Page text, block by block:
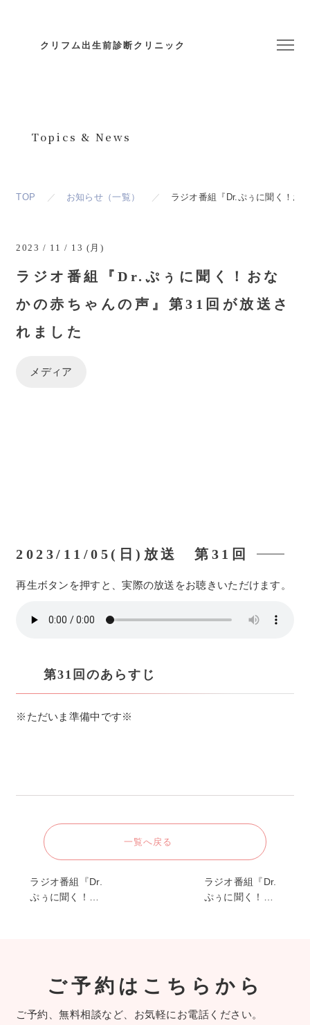
クリフム出生前診断クリニック
Topics & News
TOP お知らせ（一覧） ラジオ番組『Dr.ぷぅに聞く！お
2023 / 11 / 13 (月)
ラジオ番組『Dr.ぷぅに聞く！おな
かの赤ちゃんの声』第31回が放送さ
れました
メディア
2023/11/05(日)放送 第31回
再生ボタンを押すと、実際の放送 をお聴きいただけます。
第31回のあらすじ
※ただいま準備中です※
一覧へ戻る
ラジオ番組『Dr.
ぷぅに聞く！…
ラジオ番組『Dr.
ぷぅに聞く！…
ご予約はこちらから
ご予約、無料相談など、お気軽にお電話ください。